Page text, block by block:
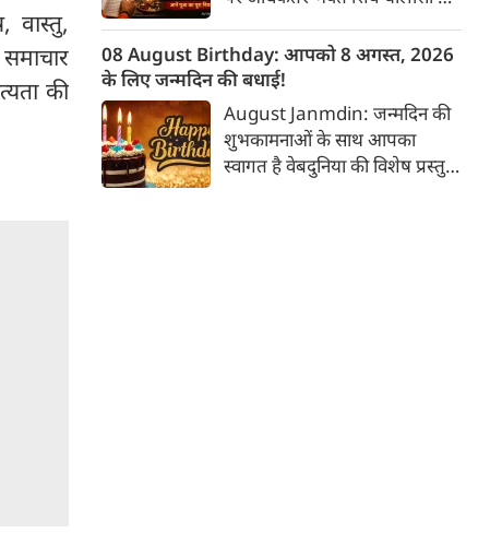
वास्तु,
की
तारीख को होगा।
करते हैं। भगवान शिव की पूजा में
शिव चालीसा का पाठ और आरती
करने की एक सरल, प्रामाणिक और
शास्त्रसम्मत विधि है। इसे सही नियमों
और भाव के साथ करने से पूर्ण फल
और मानसिक शांति प्राप्त होती है।
08 August Birthday: आपको 8 अगस्त, 2026
के लिए जन्मदिन की बधाई!
August Janmdin: जन्मदिन की
शुभकामनाओं के साथ आपका
स्वागत है वेबदुनिया की विशेष प्रस्तुति